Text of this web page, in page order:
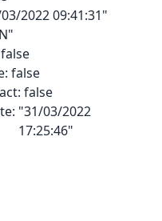
2022 09:41:31"
false
: false
: false
: "31/03/2022
17:25:46"